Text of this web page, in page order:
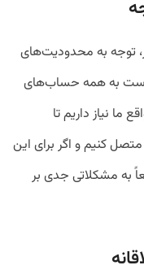
توجه به محدودیت‌های
به همه حساب‌های
ما نیاز داریم تا
کنیم و اگر برای این
به مشکلاتی جدی بر